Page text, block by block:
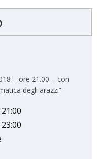
– ore 21.00 – con
degli arazzi”